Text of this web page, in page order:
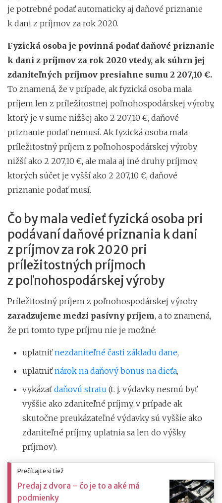
je potrebné podať automaticky aj daňové priznanie
k dani z príjmov za rok 2020.
Fyzická osoba je povinná podať daňové priznanie
k dani z príjmov za rok 2020 vtedy, ak súhrn jej
zdaniteľných príjmov presiahne sumu 2 207,10 €.
To znamená, že v prípade, ak fyzická osoba mala
príjem len z príležitostnej poľnohospodárskej výroby,
ktorý je v sume nižšej ako 2 207,10 €, daňové
priznanie podať nemusí. Ak fyzická osoba mala
príležitostný príjem z poľnohospodárskej výroby
nižší ako 2 207,10 €, ale mala aj iné druhy príjmov,
ktorých súčet je vyšší ako 2 207,10 €, daňové
priznanie podať musí.
Čo by mala vedieť fyzická osoba pri
podávaní daňové priznania k dani
z príjmov za rok 2020 pri
príležitostných príjmoch
z poľnohospodárskej výroby
Príležitostný príjem z poľnohospodárskej výroby
zaradzujeme medzi pasívny príjem, a to znamená,
že pri tomto type príjmu nie je možné:
uplatniťnezdaniteľné časti základu dane,
uplatniťnárok na daňový bonus na dieťa,
vykázaťdaňovú stratu (t. j. výdavky nesmú byť
vyššie ako zdaniteľné príjmy, v prípade ak
skutočne preukázateľné výdavky sú vyššie ako
zdaniteľné príjmy, uplatnia sa len do výšky
príjmov).
Prečítajte si tiež
Predaj z dvora – čo je to a aké má
podmienky